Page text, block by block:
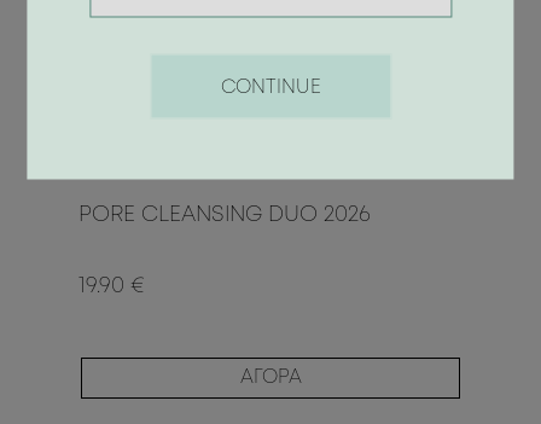
PORE CLEANSING DUO 2026
19.90 €
ΑΓΟΡΑ
CONTINUE